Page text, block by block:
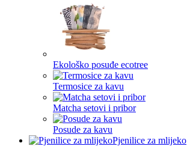
Ekološko posuđe ecotree
Termosice za kavu
Matcha setovi i pribor
Posude za kavu
Pjenilice za mlijeko